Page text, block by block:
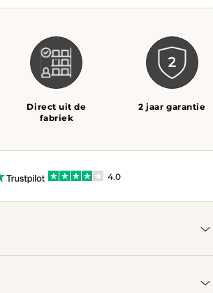
Direct uit de
fabriek
2 jaar garantie
4.0